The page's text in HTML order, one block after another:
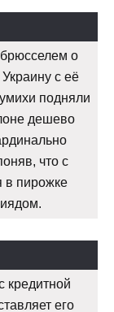
о
с её
подняли
дешево
что с
в пирожке
кредитной
его